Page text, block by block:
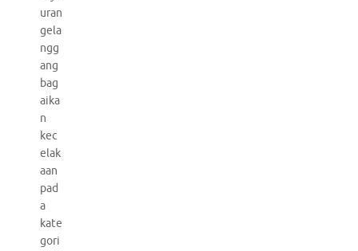
uran
gela
ngg
ang
bag
aika
n
kec
elak
aan
pad
a
kate
gori